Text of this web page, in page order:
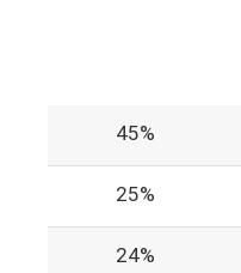
45%
25%
24%